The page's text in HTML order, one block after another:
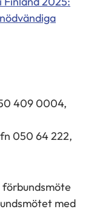
409 0004,
050 64 222,
med